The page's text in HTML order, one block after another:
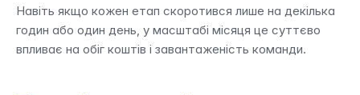
Навіть якщо кожен етап скоротився лише на декілька
годин або один день, у масштабі місяця це суттєво
впливає на обіг коштів і завантаженість команди.